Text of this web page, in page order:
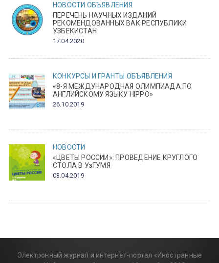
НОВОСТИ ОБЪЯВЛЕНИЯ
ПЕРЕЧЕНЬ НАУЧНЫХ ИЗДАНИЙ
РЕКОМЕНДОВАННЫХ ВАК РЕСПУБЛИКИ
УЗБЕКИСТАН
17.04.2020
КОНКУРСЫ И ГРАНТЫ ОБЪЯВЛЕНИЯ
«8-Я МЕЖДУНАРОДНАЯ ОЛИМПИАДА ПО
АНГЛИЙСКОМУ ЯЗЫКУ HIPPO»
26.10.2019
НОВОСТИ
«ЦВЕТЫ РОССИИ»: ПРОВЕДЕНИЕ КРУГЛОГО
СТОЛА В УзГУМЯ
03.04.2019
Электронный журнал и интернет-портал «Иностранные